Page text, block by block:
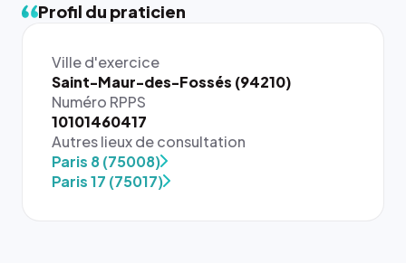
Profil du praticien
Ville d'exercice
Saint-Maur-des-Fossés (94210)
Numéro RPPS
10101460417
Autres lieux de consultation
Paris 8 (75008)
Paris 17 (75017)
{# 40×40
: la taille
rendue par
`.profile-